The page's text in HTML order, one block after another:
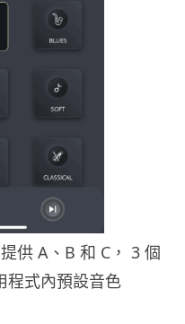
供 A、B 和 C， 3 個
程式內預設音色